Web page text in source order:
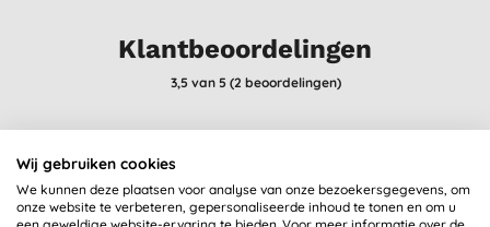
Klantbeoordelingen
3,5 van 5 (2 beoordelingen)
het wassen zonder dat het pijn doet. Wel opletten dat je er niet
te hard aan trekt / te veel buigt want dan kan hij breken.
I. B., Rotterdam
Wij gebruiken cookies
We kunnen deze plaatsen voor analyse van onze bezoekersgegevens, om
onze website te verbeteren, gepersonaliseerde inhoud te tonen en om u